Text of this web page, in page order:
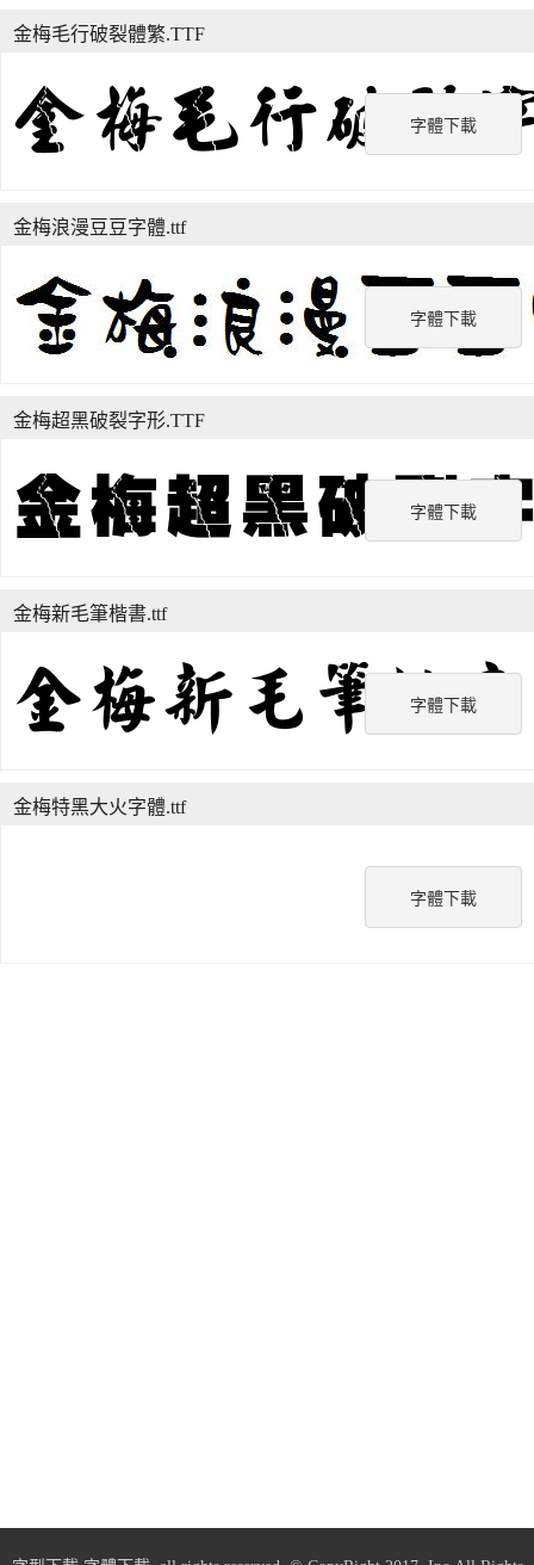
字體下載
金梅毛行破裂體繁.TTF
字體下載
金梅浪漫豆豆字體.ttf
字體下載
金梅超黑破裂字形.TTF
字體下載
金梅新毛筆楷書.ttf
字體下載
金梅特黑大火字體.ttf